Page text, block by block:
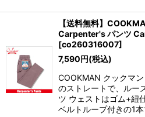
【送料無料】
Carpenter's パンツ
[co260316007]
7,590円(税込)
COOKMAN クックマ
のストレートで、ルー
ツ ウェストはゴム+紐
ベルトループ付きの1